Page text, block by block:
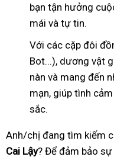
bạn tận hưởng
mái và tự tin.
Với các cặp đôi
Bot...), dương vật
nàn và mang đến
mạn, giúp tình
sắc.
Anh/chị đang tìm kiếm
Cai Lậy? Để đảm bảo